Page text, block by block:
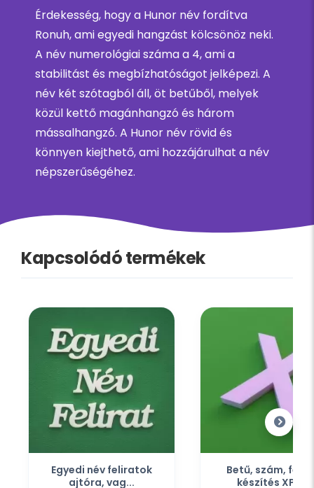
Érdekesség, hogy a Hunor név fordítva
Ronuh, ami egyedi hangzást kölcsönöz neki.
A név numerológiai száma a 4, ami a
stabilitást és megbízhatóságot jelképezi. A
név két szótagból áll, öt betűből, melyek
közül kettő magánhangzó és három
mássalhangzó. A Hunor név rövid és
könnyen kiejthető, ami hozzájárulhat a név
népszerűségéhez.
Kapcsolódó termékek
Egyedi név feliratok
ajtóra, vag...
Betű, szám,
készítés XPS...